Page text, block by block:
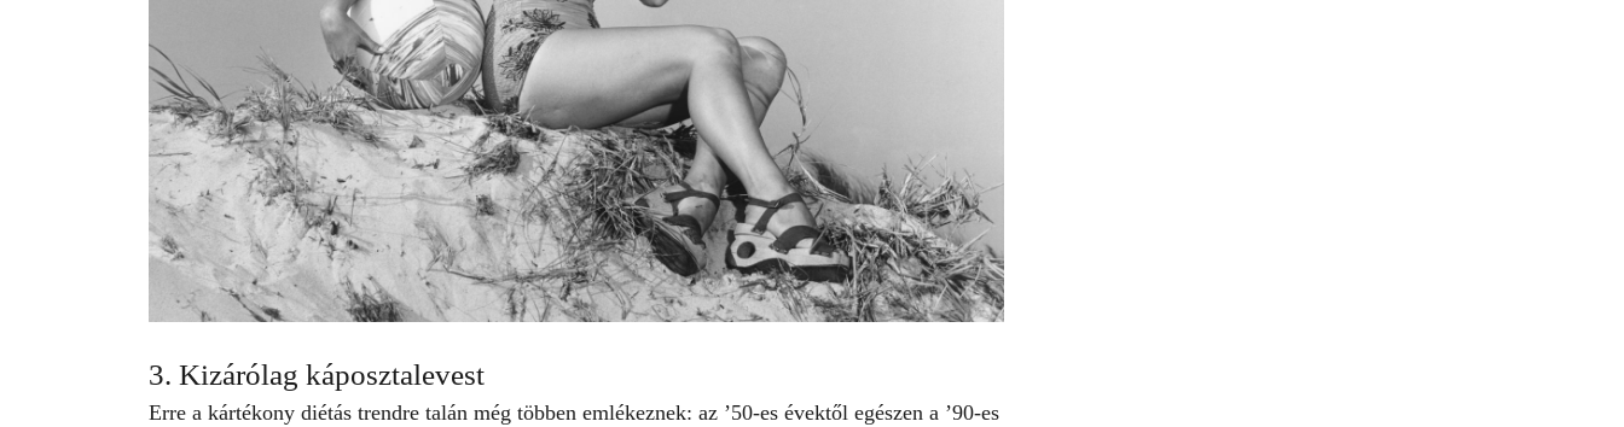
3. Kizárólag káposztalevest
Erre a kártékony diétás trendre talán még többen emlékeznek: az ’50-es évektől egészen a ’90-es